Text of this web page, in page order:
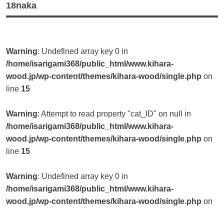
18naka
Warning: Undefined array key 0 in
/home/isarigami368/public_html/www.kihara-
wood.jp/wp-content/themes/kihara-wood/single.php on
line 15
Warning: Attempt to read property "cat_ID" on null in
/home/isarigami368/public_html/www.kihara-
wood.jp/wp-content/themes/kihara-wood/single.php on
line 15
Warning: Undefined array key 0 in
/home/isarigami368/public_html/www.kihara-
wood.jp/wp-content/themes/kihara-wood/single.php on